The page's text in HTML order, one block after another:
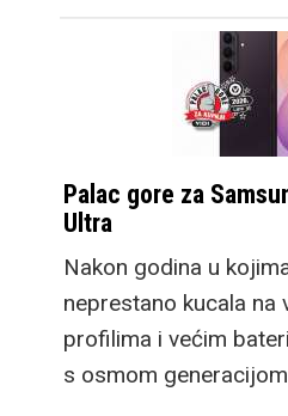
Palac gore za
Ultra
Nakon godina u
neprestano kucala na
profilima i većim
s osmom